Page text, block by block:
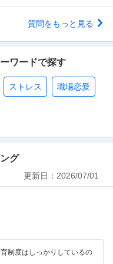
質問をもっと見る
ワードで探す
ストレス 職場恋愛
グ
更新日： 2026/07/01
制度はしっかりしているの